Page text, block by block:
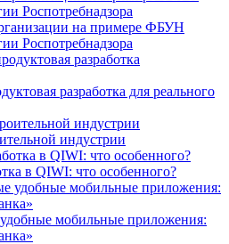
на примере ФБУН
Роспотребнадзора
разработка для реального
индустрии
в QIWI: что особенного?
мобильные приложения: